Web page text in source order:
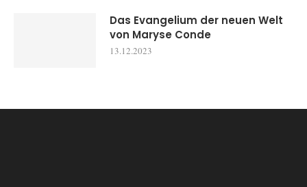
Das Evangelium der neuen Welt
von Maryse Conde
13.12.2023